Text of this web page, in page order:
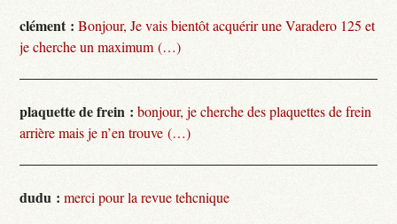
clément : Bonjour, Je vais bientôt acquérir une Varadero 125 et
je cherche un maximum (…)
plaquette de frein : bonjour, je cherche des plaquettes de frein
arrière mais je n’en trouve (…)
dudu : merci pour la revue tehcnique